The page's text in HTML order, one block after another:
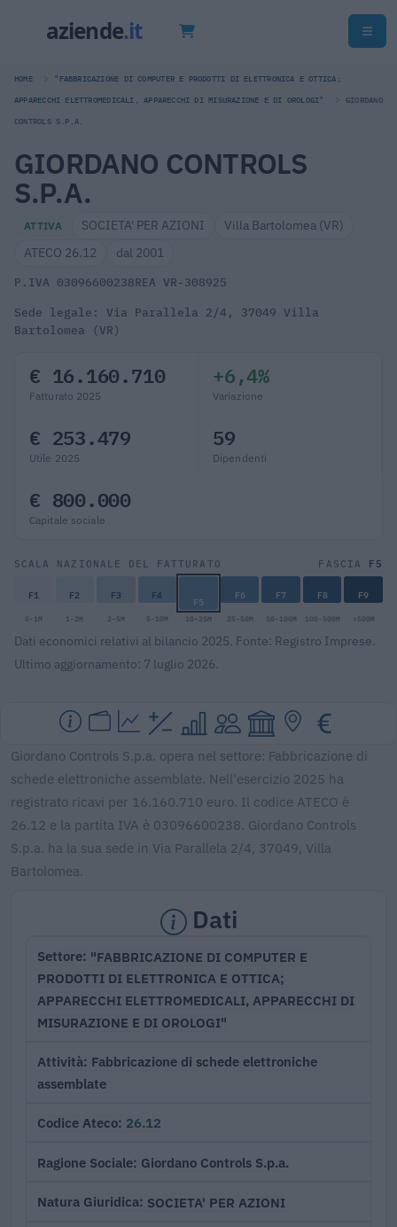
HOME "FABBRICAZIONE DI COMPUTER E PRODOTTI DI ELETTRONICA E OTTICA;
APPARECCHI ELETTROMEDICALI, APPARECCHI DI MISURAZIONE E DI OROLOGI" GIORDANO
CONTROLS S.P.A.
GIORDANO CONTROLS
S.P.A.
ATTIVA SOCIETA' PER AZIONI
Villa Bartolomea (VR)
ATECO 26.12
dal 2001
P.IVA 03096600238REA VR-308925
Sede legale: Via Parallela 2/4, 37049 Villa
Bartolomea (VR)
€ 16.160.710
Fatturato 2025
+6,4%
Variazione
€ 253.479
Utile 2025
59
Dipendenti
€ 800.000
Capitale sociale
SCALA NAZIONALE DEL FATTURATO FASCIA F5
F1 F2 F3 F4 F5 F6 F7 F8 F9
0-1M 1-2M 2-5M 5-10M 10-25M 25-50M 50-100M 100-500M >500M
Dati economici relativi al bilancio 2025. Fonte: Registro Imprese.
Ultimo aggiornamento: 7 luglio 2026.
Giordano Controls S.p.a. opera nel settore: Fabbricazione di
schede elettroniche assemblate. Nell'esercizio 2025 ha
registrato ricavi per 16.160.710 euro. Il codice ATECO è
26.12 e la partita IVA è 03096600238. Giordano Controls
S.p.a. ha la sua sede in Via Parallela 2/4, 37049, Villa
Bartolomea.
Dati
Settore "FABBRICAZIONE DI COMPUTER E
PRODOTTI DI ELETTRONICA E OTTICA;
APPARECCHI ELETTROMEDICALI, APPARECCHI DI
MISURAZIONE E DI OROLOGI"
Attività Fabbricazione di schede elettroniche
assemblate
Codice Ateco 26.12
Ragione Sociale Giordano Controls S.p.a.
Natura Giuridica SOCIETA' PER AZIONI